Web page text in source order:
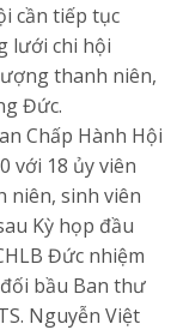
cần tiếp tục
lưới chi hội
thanh niên,
Đức.
Chấp Hành Hội
với 18 ủy viên
niên, sinh viên
Kỳ họp đầu
Đức nhiệm
bầu Ban thư
Nguyễn Việt